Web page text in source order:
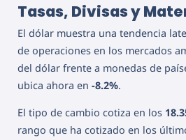
Tasas, Divisas y
El dólar muestra una tendencia
de operaciones en los mercados
del dólar frente a monedas de
ubica ahora en -8.2%.
El tipo de cambio cotiza en los
rango que ha cotizado en los